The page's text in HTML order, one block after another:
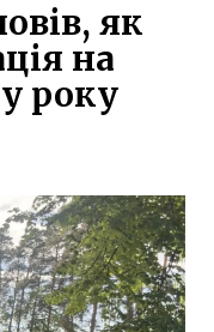
як
на
року